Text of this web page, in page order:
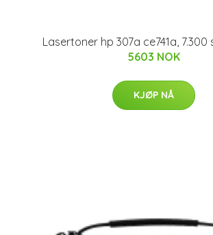
Lasertoner hp 307a ce741a, 7.300
5603 NOK
KJØP NÅ